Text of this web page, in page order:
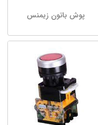
پوش باتون زیمنس